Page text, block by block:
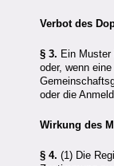
Verbot des
§ 3. Ein
oder, wenn
oder die
Wirkung des
§ 4. (1) Die